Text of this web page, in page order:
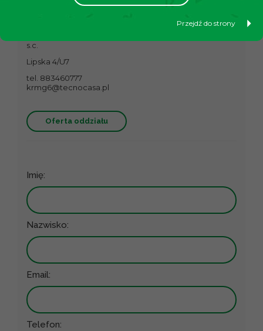
Przejdź do strony
s.c.
Lipska 4/U7
tel. 883460777
krmg6@tecnocasa.pl
Oferta oddziału
Imię:
Nazwisko:
Email:
Telefon: